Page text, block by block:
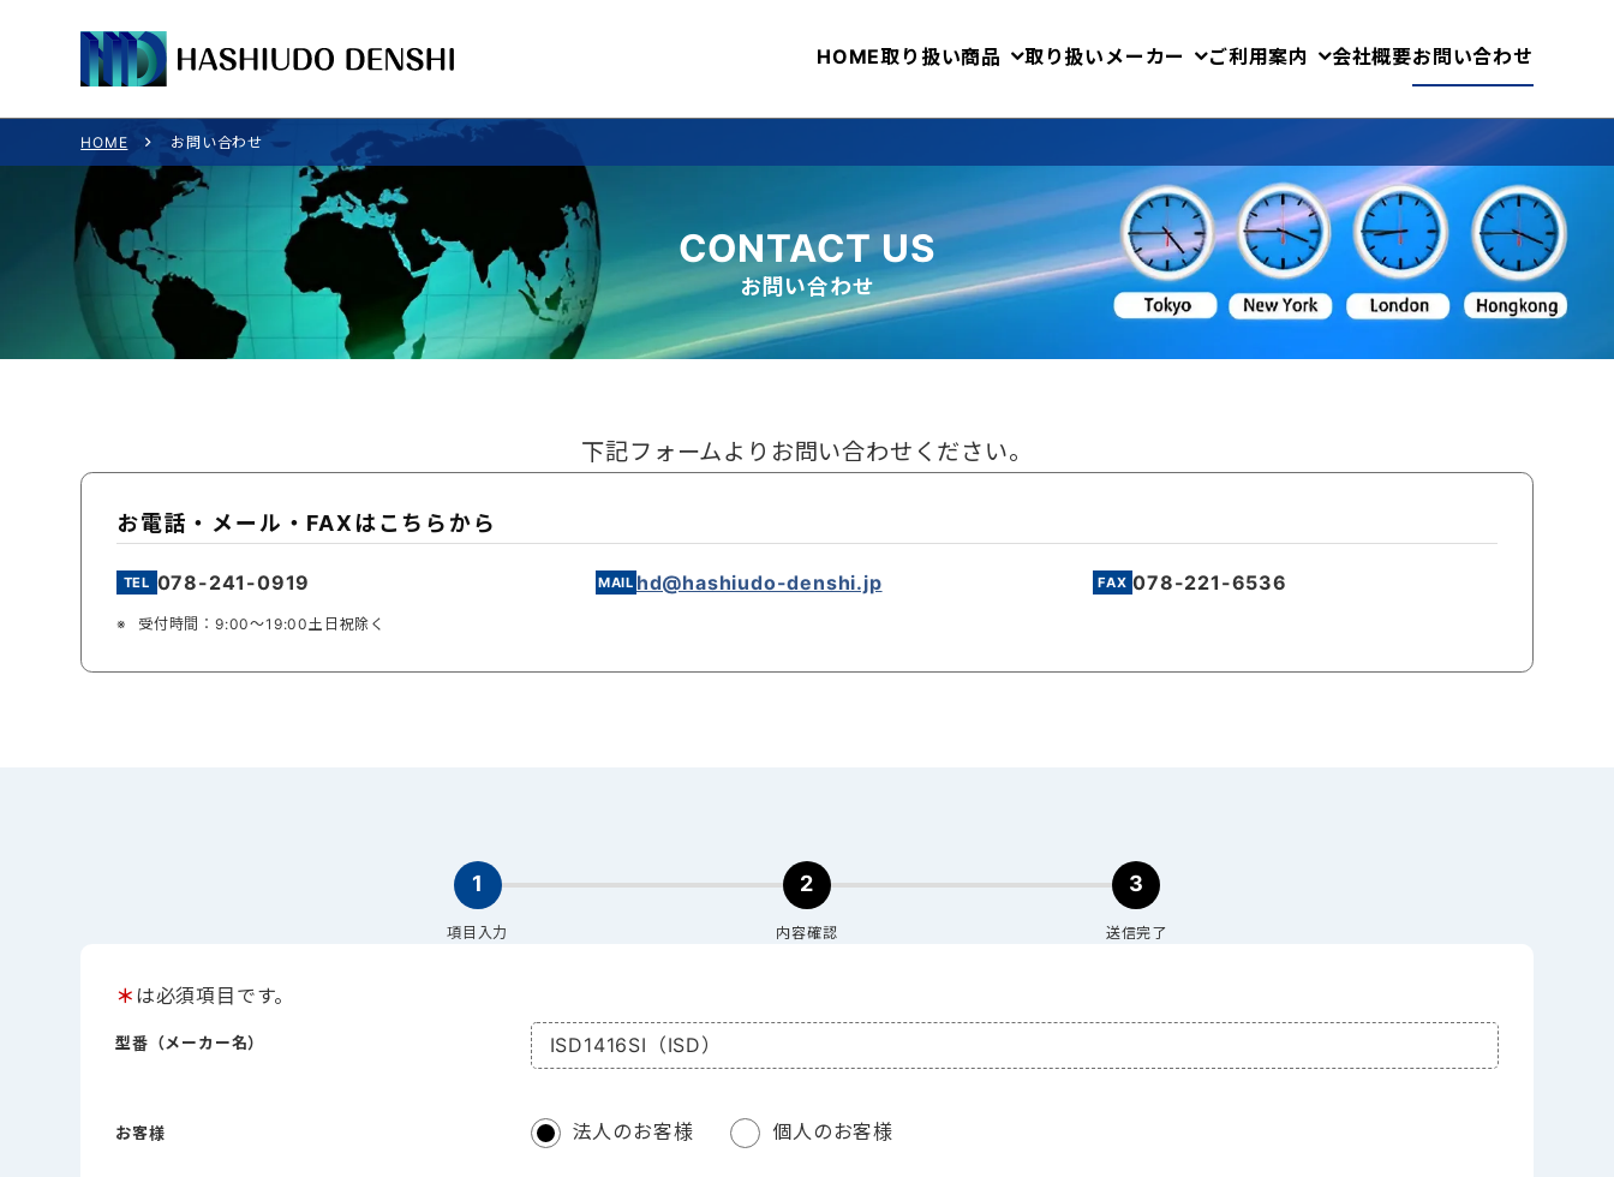
HOME取り扱い商品 取り扱いメーカー ご利用案内 会社概要お問い合わせ
HOME お問い合わせ
CONTACT US
お問い合わせ
下記フォームよりお問い合わせください。
お電話・メール・FAXはこちらから
078-241-0919
受付時間：9:00～19:00土日祝除く
hd@hashiudo-denshi.jp 078-221-6536
1
項目入力
2
内容確認
3
送信完了
＊ は必須項目です。
型番（メーカー名） ISD1416SI（ISD）
お客様 法人のお客様 個人のお客様